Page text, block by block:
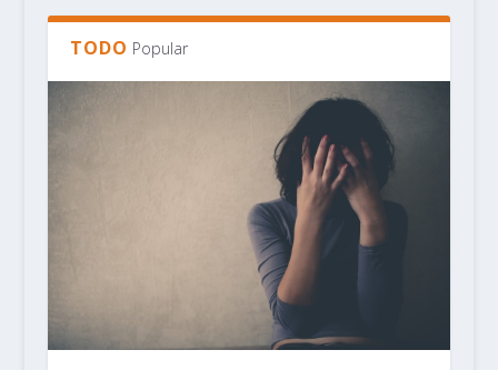
TODO Popular